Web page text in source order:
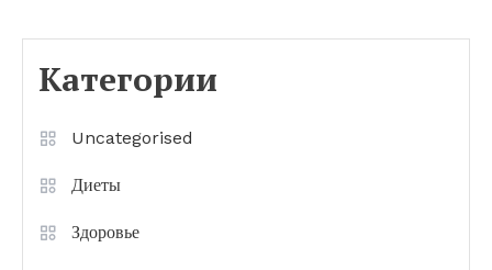
Категории
Uncategorised
Диеты
Здоровье